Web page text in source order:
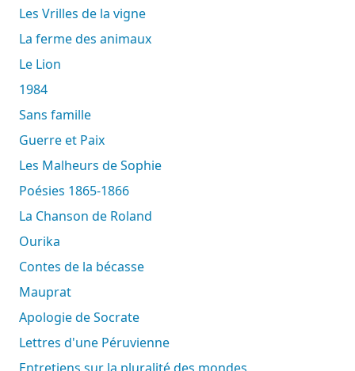
Les Vrilles de la vigne
La ferme des animaux
Le Lion
1984
Sans famille
Guerre et Paix
Les Malheurs de Sophie
Poésies 1865-1866
La Chanson de Roland
Ourika
Contes de la bécasse
Mauprat
Apologie de Socrate
Lettres d'une Péruvienne